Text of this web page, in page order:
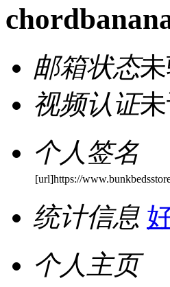
邮箱状态
视频认证
个人签名
[url]https://
统计信息
个人主页